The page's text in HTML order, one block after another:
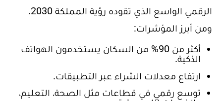
الرقمي الواسع الذي تقوده رؤية المملكة 2030.
ومن أبرز المؤشرات:
أكثر من 90% من السكان يستخدمون الهواتف
الذكية.
ارتفاع معدلات الشراء عبر التطبيقات.
توسع رقمي في قطاعات مثل الصحة، التعليم،